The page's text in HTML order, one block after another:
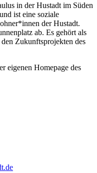
in der Hustadt im Süden
ist eine soziale
der Hustadt.
ab. Es gehört als
Zukunftsprojekten des
eigenen Homepage des